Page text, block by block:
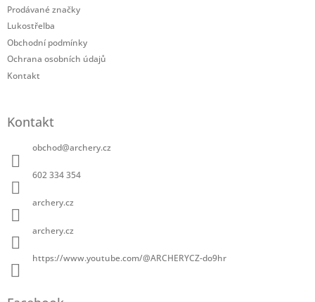
Prodávané značky
Lukostřelba
Obchodní podmínky
Ochrana osobních údajů
Kontakt
Kontakt
obchod@archery.cz
602 334 354
archery.cz
archery.cz
https://www.youtube.com/@ARCHERYCZ-do9hr